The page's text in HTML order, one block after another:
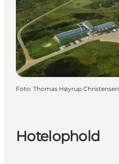
Foto: Thomas Høyrup Christensen
Hotelophold